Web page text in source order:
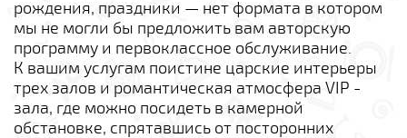
рождения, праздники — нет формата в котором
мы не могли бы предложить вам авторскую
программу и первоклассное обслуживание.
К вашим услугам поистине царские интерьеры
трех залов и романтическая атмосфера VIP -
зала, где можно посидеть в камерной
обстановке, спрятавшись от посторонних